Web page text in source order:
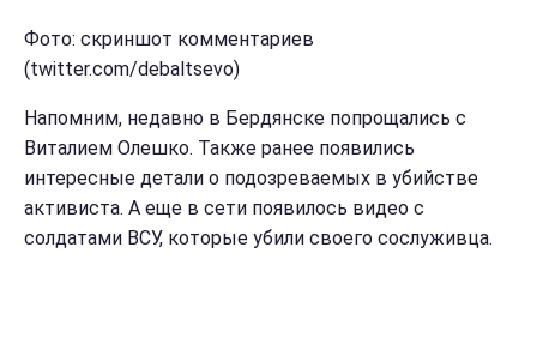
Фото: скриншот комментариев
(twitter.com/debaltsevo)
Напомним, недавно в Бердянске попрощались с
Виталием Олешко. Также ранее появились
интересные детали о подозреваемых в убийстве
активиста. А еще в сети появилось видео с
солдатами ВСУ, которые убили своего сослуживца.